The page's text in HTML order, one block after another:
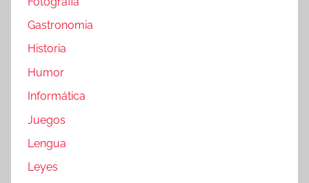
Gastronomia
Historia
Humor
Informática
Juegos
Lengua
Leyes